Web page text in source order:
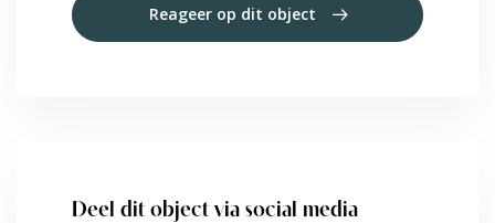
Reageer op dit object
Deel dit object via social media